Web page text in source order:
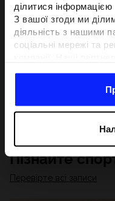
ділитися
З вашої згоди ми
діяльність з нашими
соціальні мережі та
отримують у
послуг.З вашої згоди
з метою націлювання
відповідної онлайн-
відповідності вмісту
пропонують наші
мережі). Детальну
Пізнайте
Перевірте всі записи